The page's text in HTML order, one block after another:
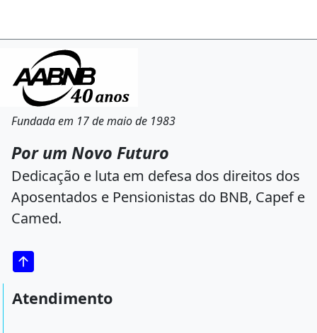
Fundada em 17 de maio de 1983
Por um Novo Futuro
Dedicação e luta em defesa dos direitos dos
Aposentados e Pensionistas do BNB, Capef e
Camed.
Atendimento